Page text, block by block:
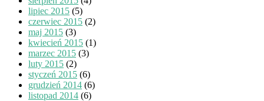
lipiec 2015 (5)
czerwiec 2015 (2)
maj 2015 (3)
kwiecień 2015 (1)
marzec 2015 (3)
luty 2015 (2)
styczeń 2015 (6)
grudzień 2014 (6)
listopad 2014 (6)